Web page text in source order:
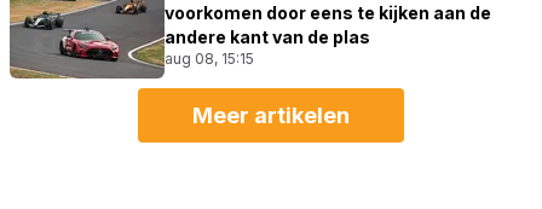
voorkomen door eens te kijken aan de
andere kant van de plas
aug 08, 15:15
Meer artikelen